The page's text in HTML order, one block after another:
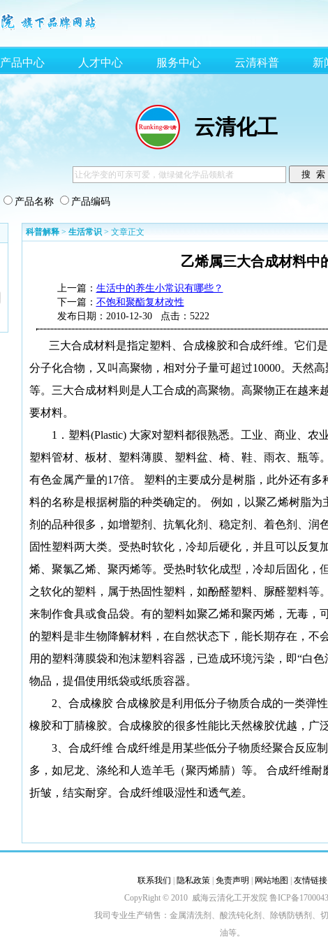
产品中心 人才中心 服务中心 云清科普 新
云清化工
产品名称 产品编码
科普解释> 生活常识> 文章正文
乙烯属三大合成材料中
上一篇： 生活中的养生小常识有哪些？
下一篇： 不饱和聚酯复材改性
发布日期：2010-12-30 点击：5222
三大合成材料是指定塑料、合成橡胶和合成纤维。它们
分子化合物，又叫高聚物，相对分子量可超过10000。天然高
等。三大合成材料则是人工合成的高聚物。高聚物正在越来
要材料。
1 ．塑料(Plastic) 大家对塑料都很熟悉。工业、商业、农
塑料管材、板材、塑料薄膜、塑料盆、椅、鞋、雨衣、瓶等
有色金属产量的17倍。
塑料的主要成分是树脂，此外还有
料的名称是根据树脂的种类确定的。
例如，以聚乙烯树脂为
剂的品种很多，如增塑剂、抗氧化剂、稳定剂、着色剂、润
固性塑料两大类。受热时软化，冷却后硬化，并且可以反复
烯、聚氯乙烯、聚丙烯等。受热时软化成型，冷却后固化，
之软化的塑料，属于热固性塑料，如酚醛塑料、脲醛塑料等。
来制作食具或食品袋。有的塑料如聚乙烯和聚丙烯，无毒，
的塑料是非生物降解材料，在自然状态下，能长期存在，不
用的塑料薄膜袋和泡沫塑料容器，已造成环境污染，即“白
物品，提倡使用纸袋或纸质容器。
2 、合成橡胶 合成橡胶是利用低分子物质合成的一类弹
橡胶和丁腈橡胶。合成橡胶的很多性能比天然橡胶优越，广
3、合成纤维 合成纤维是用某些低分子物质经聚合反应
多，如尼龙、涤纶和人造羊毛（聚丙烯腈）等。
合成纤维耐
折皱，结实耐穿。合成纤维吸湿性和透气差。
联系我们 | 隐私政策 | 免责声明 | 网站地图 | 友情链接
CopyRight © 2010 威海云清化工开发院 鲁ICP备
我司专业生产销售：金属清洗剂、酸洗钝化剂、除锈防锈剂、
油等。